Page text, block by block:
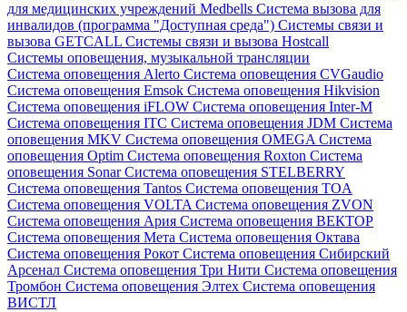
для медицинских учреждений Medbells Система вызова для
инвалидов (программа "Доступная среда") Системы связи и
вызова GETCALL Системы связи и вызова Hostcall
Системы оповещения, музыкальной трансляции
Система оповещения Alerto Система оповещения CVGaudio
Система оповещения Emsok Система оповещения Hikvision
Система оповещения iFLOW Система оповещения Inter-M
Система оповещения ITC Система оповещения JDM Система
оповещения MKV Система оповещения OMEGA Система
оповещения Optim Система оповещения Roxton Система
оповещения SonarСистема оповещения STELBERRY
Система оповещения Tantos Система оповещения TOA
Система оповещения VOLTA Система оповещения ZVON
Система оповещения Ария Система оповещения ВЕКТОР
Система оповещения Мета Система оповещения Октава
Система оповещения Рокот Система оповещения Сибирский
Арсенал Система оповещения Три Нити Система оповещения
Тромбон Система оповещения Элтех Система оповещения
ВИСТЛ